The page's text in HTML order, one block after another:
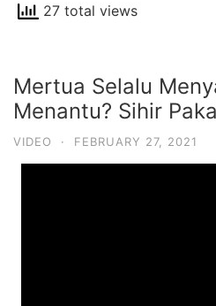
27 total views
Mertua Selalu
Menantu? Sihir
VIDEO · FEBRUARY 27, 2021